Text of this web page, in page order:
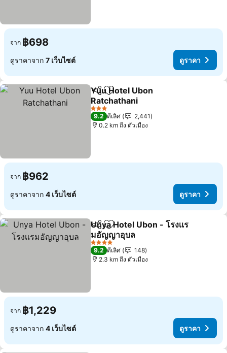
จาก ฿698
ดูราคาจาก 7 เว็บไซต์ ดูราคา
แชร์ เพิ่มในรายการโปรด
Yuu Hotel Ubon
Ratchathani
ดูราคา
3 ดาว
9.2 ดีเลิศ
2,441
0.2 km ถึง ตัวเมือง
จาก ฿962
ดูราคาจาก 4 เว็บไซต์ ดูราคา
แชร์ เพิ่มในรายการโปรด
Unya Hotel Ubon - โรงเเร
มอัญญาอุบล
ดูราคา
4 ดาว
9.2 ดีเลิศ
148
2.3 km ถึง ตัวเมือง
จาก ฿1,229
ดูราคาจาก 4 เว็บไซต์ ดูราคา